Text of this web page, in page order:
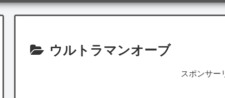
ウルトラマンオーブ
スポンサー